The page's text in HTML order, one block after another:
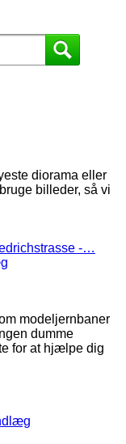
diorama eller
billeder, så vi
-…
modeljernbaner
dumme
for at hjælpe dig